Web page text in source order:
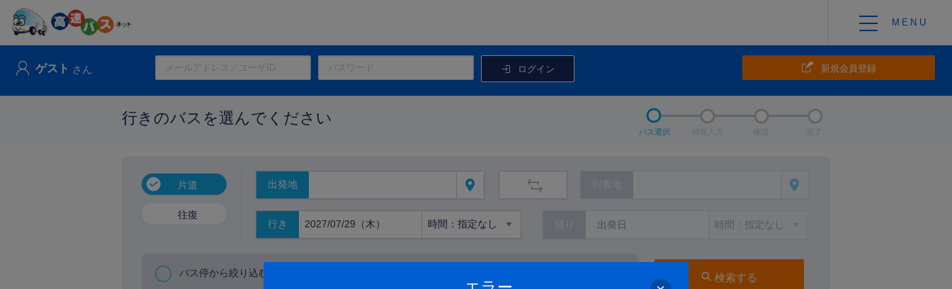
ゲスト さん ログイン 新規会員登録
行きのバスを選んでください
バス選択 確認 完了
片道
往復
出発地 到着地
行き
バス停から絞り込む 検索する